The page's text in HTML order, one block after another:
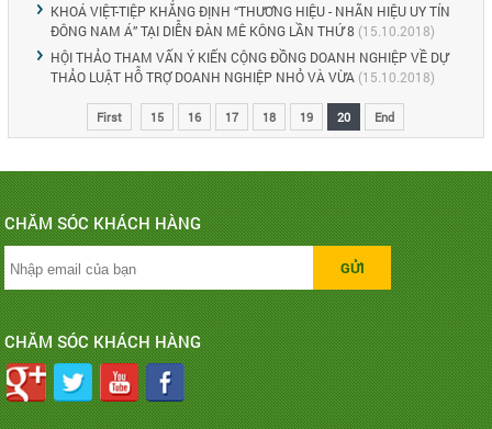
KHOÁ VIỆT-TIỆP KHẲNG ĐỊNH “THƯƠNG HIỆU - NHÃN HIỆU UY TÍN
ĐÔNG NAM Á” TẠI DIỄN ĐÀN MÊ KÔNG LẦN THỨ 8 (15.10.2018)
HỘI THẢO THAM VẤN Ý KIẾN CỘNG ĐỒNG DOANH NGHIỆP VỀ DỰ
THẢO LUẬT HỖ TRỢ DOANH NGHIỆP NHỎ VÀ VỪA (15.10.2018)
First 15 16 17 18 19 20 End
CHĂM SÓC KHÁCH HÀNG
CHĂM SÓC KHÁCH HÀNG